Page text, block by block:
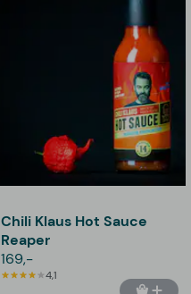
Chili Klaus Hot Sauce
Reaper
169,-
4,1